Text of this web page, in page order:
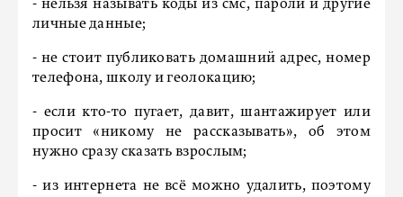
- нельзя называть коды из смс, пароли и другие
личные данные;
- не стоит публиковать домашний адрес, номер
телефона, школу и геолокацию;
- если кто-то пугает, давит, шантажирует или
просит «никому не рассказывать», об этом
нужно сразу сказать взрослым;
- из интернета не всё можно удалить, поэтому